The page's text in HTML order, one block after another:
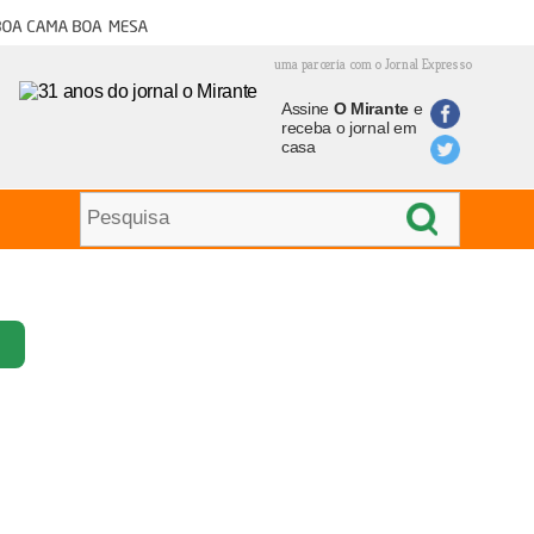
cama boa mesa
uma parceria com o Jornal Expresso
Assine O Mirantee
receba o jornal em
casa